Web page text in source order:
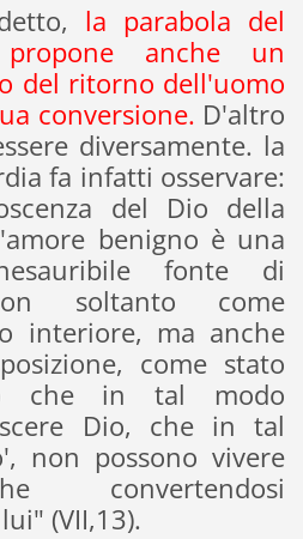
la parabola del
anche un
del ritorno dell'uomo
conversione. D'altro
diversamente. la
fa infatti osservare:
del Dio della
benigno è una
fonte di
soltanto come
interiore, ma anche
come stato
che in tal modo
Dio, che in tal
non possono vivere
convertendosi
(VII,13).